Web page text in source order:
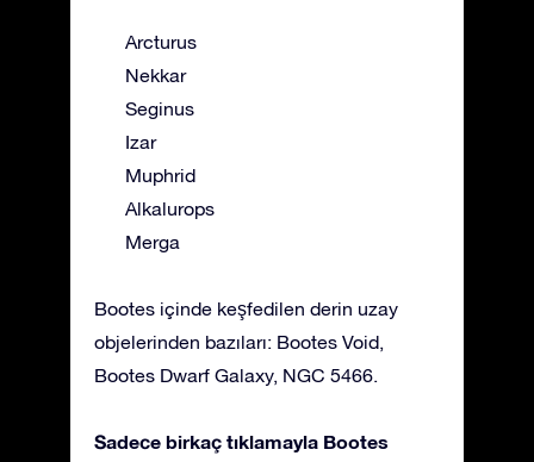
Arcturus
Nekkar
Seginus
Izar
Muphrid
Alkalurops
Merga
Bootes içinde keşfedilen derin uzay
objelerinden bazıları: Bootes Void,
Bootes Dwarf Galaxy, NGC 5466.
Sadece birkaç tıklamayla Bootes